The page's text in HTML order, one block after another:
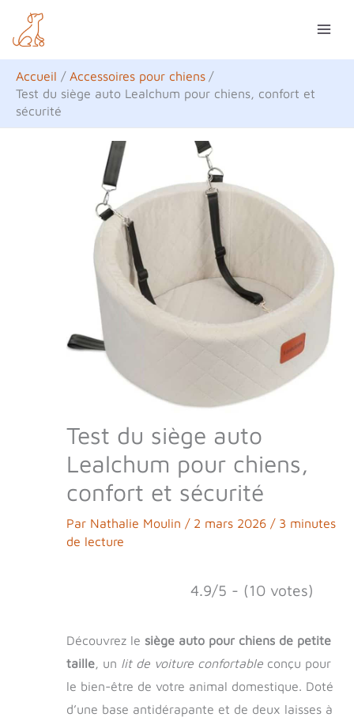
contenu
Accueil
Accessoires pour chiens
Test du siège auto Lealchum pour chiens, confort et
sécurité
Test du siège auto
Lealchum pour chiens,
confort et sécurité
Par Nathalie Moulin / 2 mars 2026 / 3 minutes
de lecture
4.9/5 - (10 votes)
Découvrez le siège auto pour chiens de petite
taille, un lit de voiture confortable conçu pour
le bien-être de votre animal domestique. Doté
d’une base antidérapante et de deux laisses à
e
c
h
e